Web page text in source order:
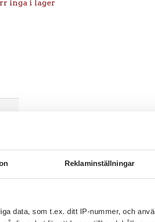
Reklaminställningar
data, som t.ex. ditt IP-nummer, och
inga i lager